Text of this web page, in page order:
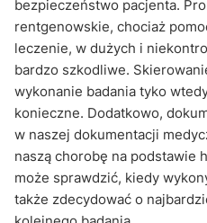
bezpieczeństwo pacjenta.
rentgenowskie, chociaż
leczenie, w dużych i
bardzo szkodliwe.
wykonanie badania tyko
konieczne. Dodatkowo,
w naszej dokumentacji
naszą chorobę na podstawie
może sprawdzić, kiedy
także zdecydować o